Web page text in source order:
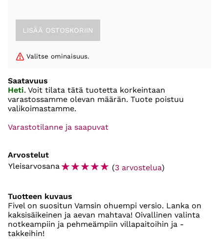
Valitse ominaisuus.
Saatavuus
Heti. Voit tilata tätä tuotetta korkeintaan
varastossamme olevan määrän. Tuote poistuu
valikoimastamme.
Varastotilanne ja saapuvat
Arvostelut
Yleisarvosana☆☆☆☆☆ (3 arvostelua)
Tuotteen kuvaus
Fivel on suositun Vamsin ohuempi versio. Lanka on
kaksisäikeinen ja aevan mahtava! Oivallinen valinta
notkeampiin ja pehmeämpiin villapaitoihin ja -
takkeihin!